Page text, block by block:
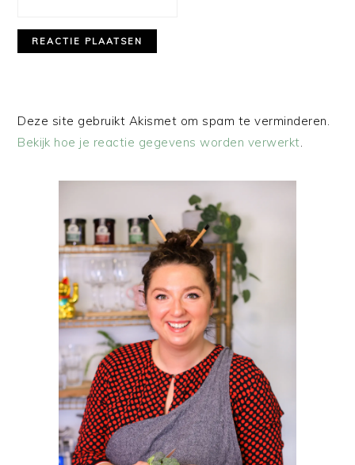
Deze site gebruikt Akismet om spam te verminderen.
Bekijk hoe je reactie gegevens worden verwerkt.